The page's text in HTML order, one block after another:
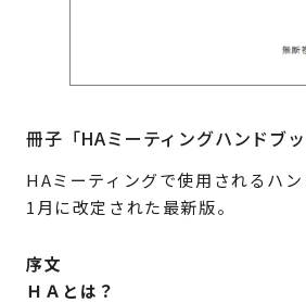
冊子「HAミーティングハンドブッ
HAミーティングで使用されるハ
1月に改定された最新版。
序文
ＨＡとは？